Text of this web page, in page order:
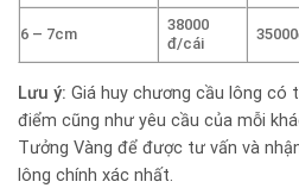
6 – 7cm
38000
đ/cái
Lưu ý: Giá huy chương cầu lông
điểm cũng như yêu cầu của mỗi
Tưởng Vàng để được tư vấn và
lông chính xác nhất.